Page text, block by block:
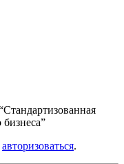
авторизоваться.